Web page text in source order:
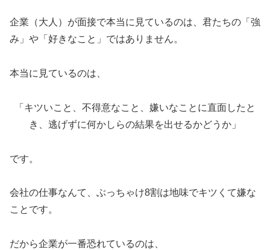
企業（大人）が面接で本当に見ているのは、君たちの「強
み」や「好きなこと」ではありません。
本当に見ているのは、
「キツいこと、不得意なこと、嫌いなことに直面したと
き、逃げずに何かしらの結果を出せるかどうか」
です。
会社の仕事なんて、ぶっちゃけ8割は地味でキツくて嫌な
ことです。
だから企業が一番恐れているのは、